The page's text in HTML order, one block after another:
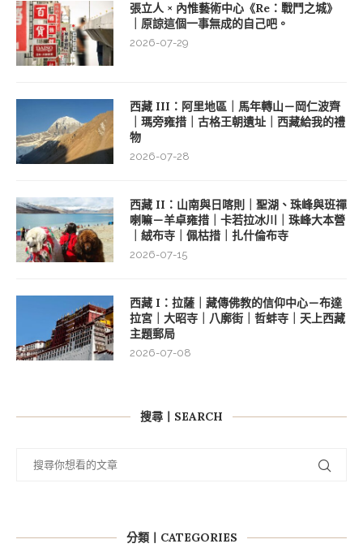
張立人 × 內惟藝術中心《Re：戰鬥之城》
｜原諒這個一事無成的自己吧。
2026-07-29
西藏 III：阿里地區｜馬年轉山－岡仁波齊
｜瑪旁雍措｜古格王朝遺址｜西藏給我的禮
物
2026-07-28
西藏 II：山南與日喀則｜聖湖、珠峰與班禪
喇嘛－羊卓雍措｜卡若拉冰川｜珠峰大本營
｜絨布寺｜佩枯措｜扎什倫布寺
2026-07-15
西藏 I：拉薩｜藏傳佛教的信仰中心－布達
拉宮｜大昭寺｜八廓街｜哲蚌寺｜天上西藏
主題郵局
2026-07-08
搜尋丨SEARCH
分類丨CATEGORIES